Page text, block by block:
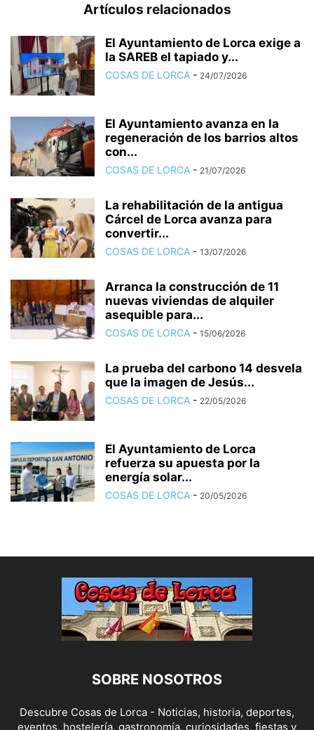
Artículos relacionados
El Ayuntamiento de Lorca exige a
la SAREB el tapiado y...
COSAS DE LORCA - 24/07/2026
El Ayuntamiento avanza en la
regeneración de los barrios altos
con...
COSAS DE LORCA - 21/07/2026
La rehabilitación de la antigua
Cárcel de Lorca avanza para
convertir...
COSAS DE LORCA - 13/07/2026
Arranca la construcción de 11
nuevas viviendas de alquiler
asequible para...
COSAS DE LORCA - 15/06/2026
La prueba del carbono 14 desvela
que la imagen de Jesús...
COSAS DE LORCA - 22/05/2026
El Ayuntamiento de Lorca
refuerza su apuesta por la
energía solar...
COSAS DE LORCA - 20/05/2026
SOBRE NOSOTROS
Descubre Cosas de Lorca - Noticias, historia, deportes,
eventos, hostelería, gastronomía, curiosidades, fiestas y